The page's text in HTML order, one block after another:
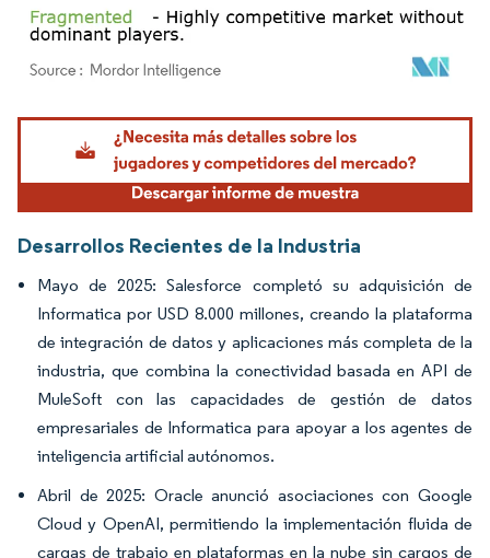
Imagen © Mordor Intelligence. El uso requiere atribución según CC BY 4.0.
Desarrollos Recientes de la Industria
Mayo de 2025: Salesforce completó su adquisición de
Informatica por USD 8.000 millones, creando la plataforma
de integración de datos y aplicaciones más completa de la
industria, que combina la conectividad basada en API de
MuleSoft con las capacidades de gestión de datos
empresariales de Informatica para apoyar a los agentes de
inteligencia artificial autónomos.
Abril de 2025: Oracle anunció asociaciones con Google
Cloud y OpenAI, permitiendo la implementación fluida de
cargas de trabajo en plataformas en la nube sin cargos de